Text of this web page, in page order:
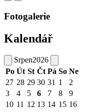
Fotogalerie
Kalendář
Srpen2026
Po Út St Čt Pá So Ne
27 28 29 30 31 1
2
3
4 5 6 7 8
9
10 11 12 13 14 15 16